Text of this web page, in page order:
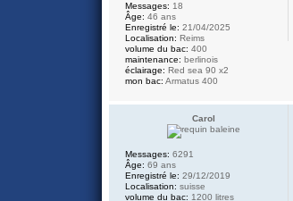
Messages: 18
Âge: 46 ans
Enregistré le: 21/04/2025
Localisation: Reims
volume du bac: 400
maintenance: berlinois
éclairage: Red sea 90 x2
mon bac: Armatus 400
Carol
Messages: 6291
Âge: 69 ans
Enregistré le: 29/12/2019
Localisation: suisse
volume du bac: 1200 litres